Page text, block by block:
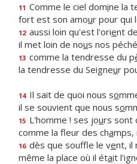
11 Comme le ciel domine la
fort est son amour pour qui
12 aussi loin qu'est l'orient
il met loin de nous nos
13 comme la tendresse du p
la tendresse du Seigneur
14 Il sait de quoi nous so
il se souvient que nous so
15 L'homme ! ses jours sont
comme la fleur des champs,
16 dès que souffle le vent, il
même la place où il était